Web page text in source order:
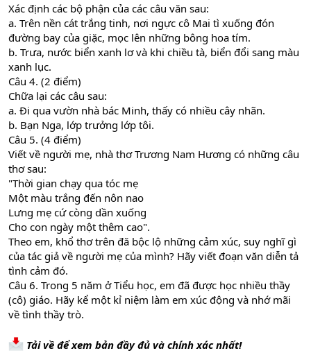
Xác định các bộ phận của các câu văn sau:
a. Trên nền cát trắng tinh, nơi ngực cô Mai tì xuống đón
đường bay của giặc, mọc lên những bông hoa tím.
b. Trưa, nước biển xanh lơ và khi chiều tà, biển đổi sang màu
xanh lục.
Câu 4. (2 điểm)
Chữa lại các câu sau:
a. Đi qua vườn nhà bác Minh, thấy có nhiều cây nhãn.
b. Bạn Nga, lớp trưởng lớp tôi.
Câu 5. (4 điểm)
Viết về người mẹ, nhà thơ Trương Nam Hương có những câu
thơ sau:
"Thời gian chạy qua tóc mẹ
Một màu trắng đến nôn nao
Lưng mẹ cứ còng dần xuống
Cho con ngày một thêm cao".
Theo em, khổ thơ trên đă bộc lộ những cảm xúc, suy nghĩ gì
của tác giả về người mẹ của mình? Hãy viết đoạn văn diễn tả
tình cảm đó.
Câu 6. Trong 5 năm ở Tiểu học, em đã được học nhiều thầy
(cô) giáo. Hãy kể một kỉ niệm làm em xúc động và nhớ mãi
về tình thầy trò.
Tải về để xem bản đầy đủ và chính xác nhất!